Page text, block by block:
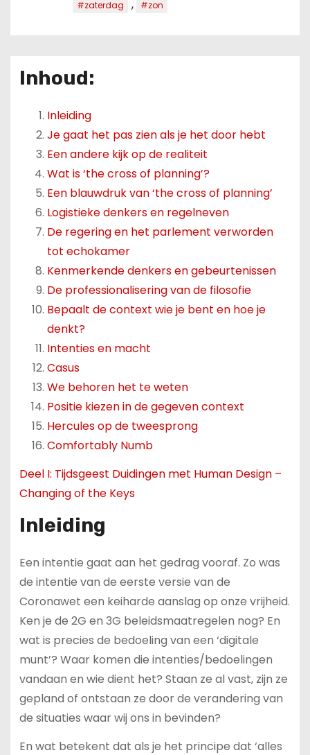
#zaterdag , #zon
Inhoud:
Inleiding
Je gaat het pas zien als je het door hebt
Een andere kijk op de realiteit
Wat is ‘the cross of planning’?
Een blauwdruk van ‘the cross of planning’
Logistieke denkers en regelneven
De regering en het parlement verworden
tot echokamer
Kenmerkende denkers en gebeurtenissen
De professionalisering van de filosofie
Bepaalt de context wie je bent en hoe je
denkt?
Intenties en macht
Casus
We behoren het te weten
Positie kiezen in de gegeven context
Hercules op de tweesprong
Comfortably Numb
Deel I: Tijdsgeest Duidingen met Human Design –
Changing of the Keys
Inleiding
Een intentie gaat aan het gedrag vooraf. Zo was
de intentie van de eerste versie van de
Coronawet een keiharde aanslag op onze vrijheid.
Ken je de 2G en 3G beleidsmaatregelen nog? En
wat is precies de bedoeling van een ‘digitale
munt’? Waar komen die intenties/bedoelingen
vandaan en wie dient het? Staan ze al vast, zijn ze
gepland of ontstaan ze door de verandering van
de situaties waar wij ons in bevinden?
En wat betekent dat als je het principe dat ‘alles